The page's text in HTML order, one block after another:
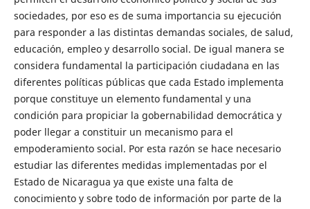
sociedades, por eso es de suma importancia su ejecución
para responder a las distintas demandas sociales, de salud,
educación, empleo y desarrollo social. De igual manera se
considera fundamental la participación ciudadana en las
diferentes políticas públicas que cada Estado implementa
porque constituye un elemento fundamental y una
condición para propiciar la gobernabilidad democrática y
poder llegar a constituir un mecanismo para el
empoderamiento social. Por esta razón se hace necesario
estudiar las diferentes medidas implementadas por el
Estado de Nicaragua ya que existe una falta de
conocimiento y sobre todo de información por parte de la